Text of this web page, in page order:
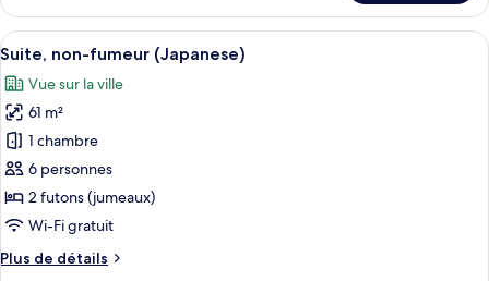
lits
jumeaux,
non-
fumeur
Suite
Premier,
2
jumeaux,
non-
fumeur
Afficher
toutes
les
photos
pour
ce
type
de
chambre :
Suite,
Une chambre d’hôtel avec vue sur
5
Suite, non-fumeur (Japanese)
Vue sur la ville
61 m²
1 chambre
6 personnes
2 futons (jumeaux)
Wi-Fi gratuit
Plus de détails
Plus